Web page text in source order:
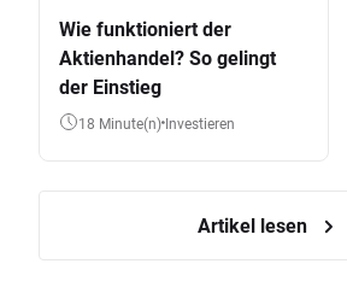
Wie funktioniert der
Aktienhandel? So gelingt
der Einstieg
18 Minute(n) Investieren
Artikel lesen